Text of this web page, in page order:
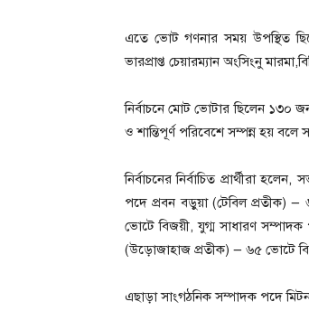
এতে ভোট গণনার সময় উপস্থিত
ভারপ্রাপ্ত চেয়ারম্যান অংসিংনু
নির্বাচনে মোট ভোটার ছিলেন ১৩০
ও শান্তিপূর্ণ পরিবেশে সম্পন্ন হয় বলে
নির্বাচনের নির্বাচিত প্রার্থীরা
পদে প্রবন বড়ুয়া (টেবিল প্রতীক)
ভোটে বিজয়ী, যুগ্ম সাধারণ
(উড়োজাহাজ প্রতীক) — ৬৫ ভোটে
এছাড়া সাংগঠনিক সম্পাদক পদে মিটন